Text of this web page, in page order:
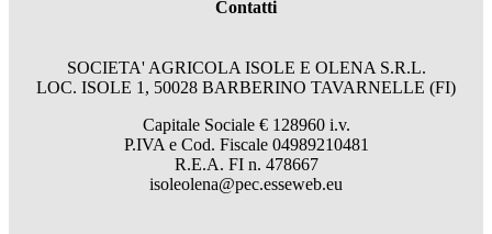
Contatti
SOCIETA' AGRICOLA ISOLE E OLENA S.R.L.
LOC. ISOLE 1, 50028 BARBERINO TAVARNELLE (FI)
Capitale Sociale € 128960 i.v.
P.IVA e Cod. Fiscale 04989210481
R.E.A. FI n. 478667
isoleolena@pec.esseweb.eu